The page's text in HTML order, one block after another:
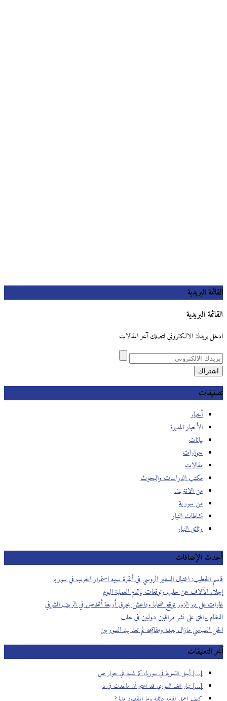
القائمة البريدية
القائمة البريدية
ادخل بريدك الالكتروني لتصلك آخر المقالات
تصنيفات
أخبار
الأخبار المميزة
بيانات
حوارات
مقالات
مكتب الدراسات والبحوث
من الانترنت
من سورية
نشاطات التيار
وثائق التيار
أحدث الإضافات
قاسم الخطيب: اغتيال السفير الروسي في أنقرة سببه استمرار الحرب في سوريا
إجلاء الآلاف عن حلب وتوقعات بإتمام العملية اليوم
غارات على دير الزور توقع ضحايا وداعش يحرق أربعة أشخاص في الريف الشرقي
النظام يوافق على نشر مراقبين دوليين في حلب
الحل السياسي مازال بعيدا ومفاتيحه لم تعد بيد السوريين
آخر التعليقات
[…] أجل التسوية في سوريا، كما شدد في حوار ص
[…] تيار الغد السوري قد اعتبر أن ماحدث في د